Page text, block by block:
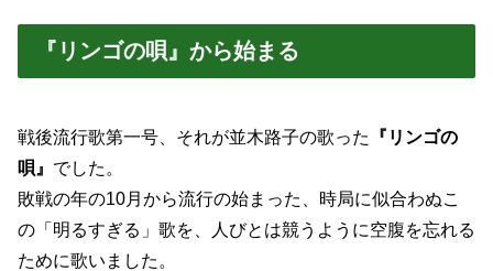
『リンゴの唄』から始まる
戦後流行歌第一号、それが並木路子の歌った
『リンゴの
唄』 でした。
敗戦の年の10月から流行の始まった、時局に似合わぬこ
の「明るすぎる」歌を、人びとは競うように空腹を忘れる
ために歌いました。